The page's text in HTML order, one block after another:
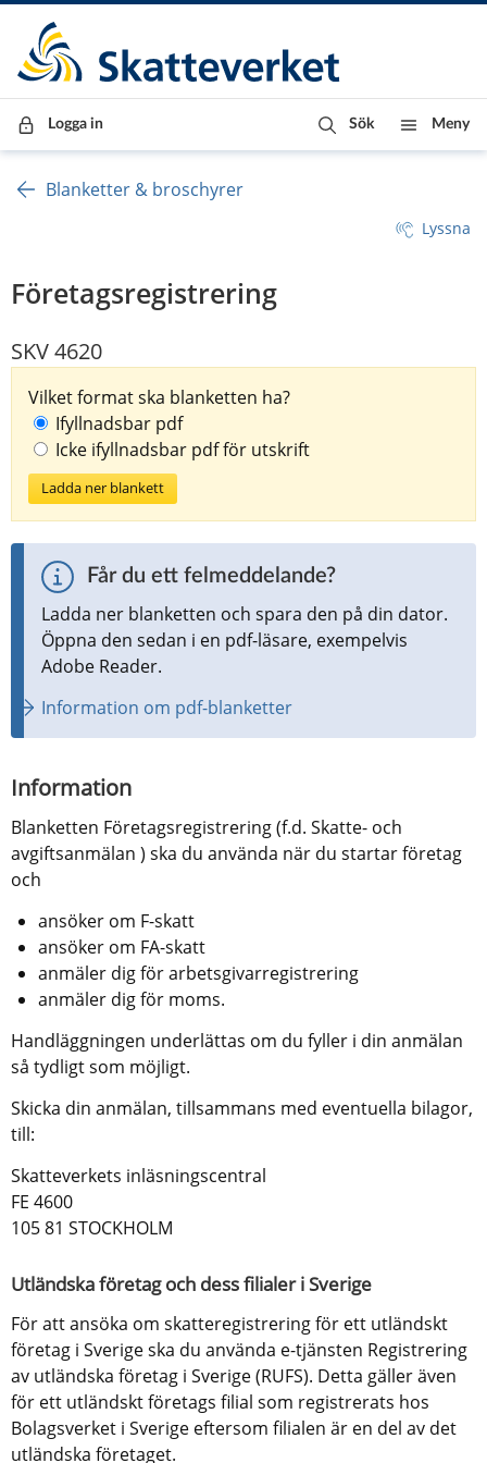
Till innehåll
Till navigationen
Till chattrobot
Logga in Sök Meny
Blanketter & broschyrer
Lyssna
Företagsregistrering
SKV 4620
Vilket format ska blanketten ha?
Ifyllnadsbar pdf
Icke ifyllnadsbar pdf för utskrift
Ladda ner blankett
Får du ett felmeddelande?
Ladda ner blanketten och spara den på din dator.
Öppna den sedan i en pdf-läsare, exempelvis
Adobe Reader.
Information om pdf-blanketter
Information
Blanketten Företagsregistrering (f.d. Skatte- och
avgiftsanmälan ) ska du använda när du startar företag
och
ansöker om F-skatt
ansöker om FA-skatt
anmäler dig för arbetsgivarregistrering
anmäler dig för moms.
Handläggningen underlättas om du fyller i din anmälan
så tydligt som möjligt.
Skicka din anmälan, tillsammans med eventuella bilagor,
till:
Skatteverkets inläsningscentral
FE 4600
105 81 STOCKHOLM
Utländska företag och dess filialer i Sverige
För att ansöka om skatteregistrering för ett utländskt
företag i Sverige ska du använda e-tjänsten Registrering
av utländska företag i Sverige (RUFS). Detta gäller även
för ett utländskt företags filial som registrerats hos
Bolagsverket i Sverige eftersom filialen är en del av det
utländska företaget.